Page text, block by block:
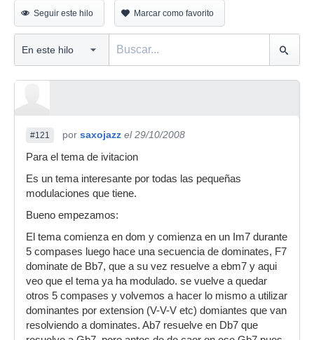
Seguir este hilo Marcar como favorito
#121 por saxojazz el 29/10/2008
Para el tema de ivitacion
Es un tema interesante por todas las pequeñas
modulaciones que tiene.
Bueno empezamos:
El tema comienza en dom y comienza en un Im7 durante
5 compases luego hace una secuencia de dominates, F7
dominate de Bb7, que a su vez resuelve a ebm7 y aqui
veo que el tema ya ha modulado. se vuelve a quedar
otros 5 compases y volvemos a hacer lo mismo a utilizar
dominantes por extension (V-V-V etc) domiantes que van
resolviendo a dominates. Ab7 resuelve en Db7 que